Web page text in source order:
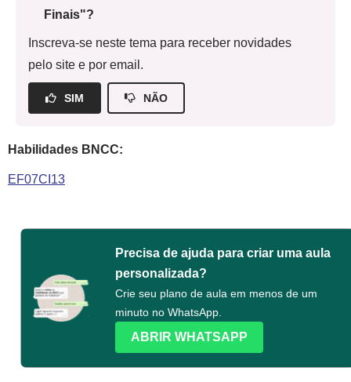
Finais"?
Inscreva-se neste tema para receber novidades
pelo site e por email.
SIM NÃO
Habilidades BNCC:
EF07CI13
Precisa de ajuda para criar uma aula
personalizada?
Crie seu plano de aula em menos de um
minuto no WhatsApp.
ABRIR WHATSAPP